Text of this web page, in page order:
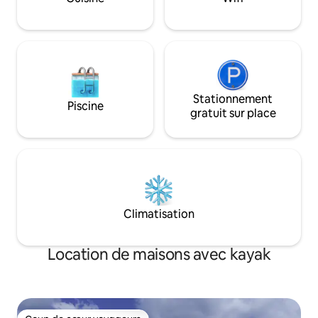
s'imprégner de l'ambiance authentique
tropical en bord de mer.
Piscine
Stationnement
gratuit sur place
Climatisation
Location de maisons avec kayak